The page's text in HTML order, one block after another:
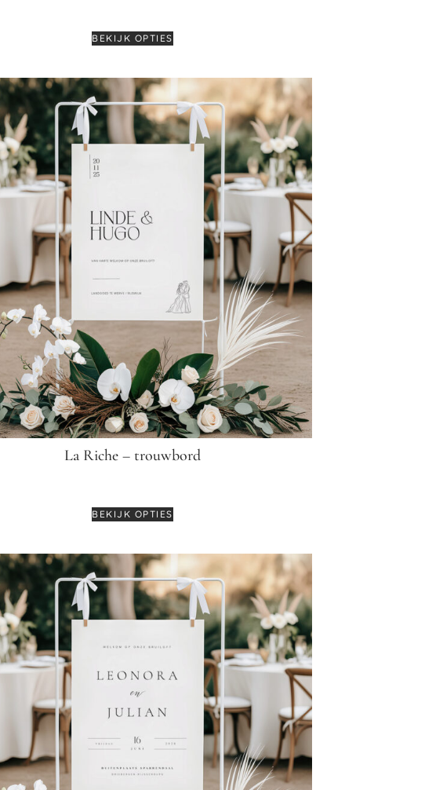
BEKIJK OPTIES
La Riche – trouwbord
BEKIJK OPTIES